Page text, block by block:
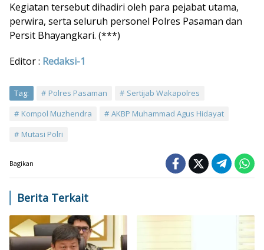
Kegiatan tersebut dihadiri oleh para pejabat utama,
perwira, serta seluruh personel Polres Pasaman dan
Persit Bhayangkari. (***)
Editor : Redaksi-1
Tag: Polres Pasaman
Sertijab Wakapolres
Kompol Muzhendra
AKBP Muhammad Agus Hidayat
Mutasi Polri
Bagikan
Berita Terkait